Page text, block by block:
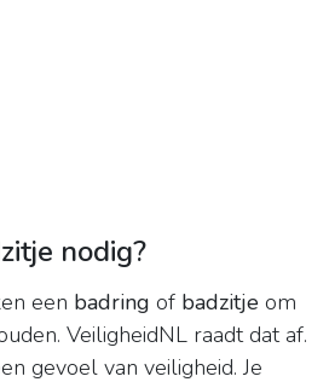
nodig?
een badring of badzitje om
VeiligheidNL raadt dat af.
gevoel van veiligheid. Je